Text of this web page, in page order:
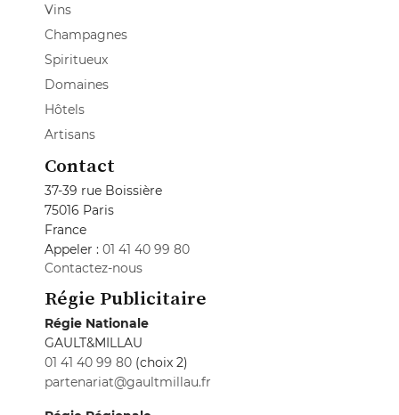
Vins
Champagnes
Spiritueux
Domaines
Hôtels
Artisans
Contact
37-39 rue Boissière
75016 Paris
France
Appeler : 01 41 40 99 80
Contactez-nous
Régie Publicitaire
Régie Nationale
GAULT&MILLAU
01 41 40 99 80 (choix 2)
partenariat@gaultmillau.fr